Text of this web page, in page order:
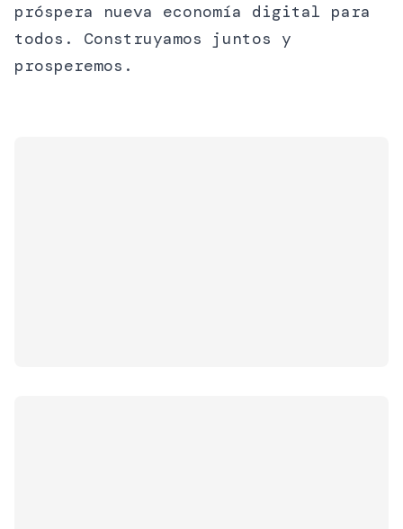
próspera nueva economía digital para
todos. Construyamos juntos y
prosperemos.